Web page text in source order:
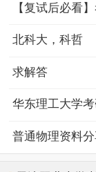
【复试后必看
北科大，科哲
求解答
华东理工大学
普通物理资料